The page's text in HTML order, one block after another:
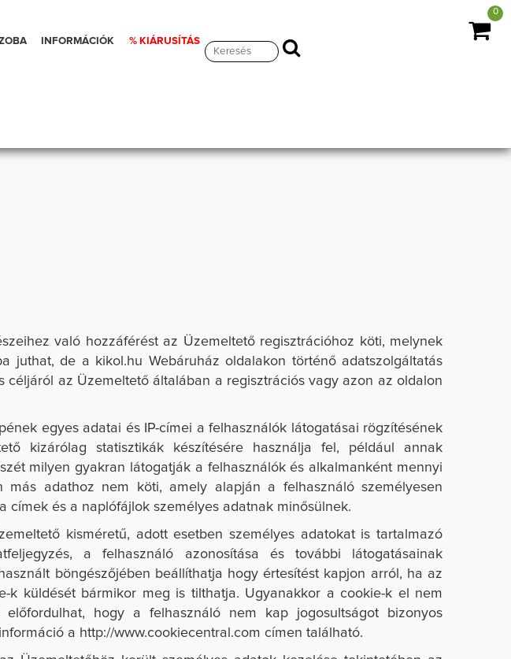
INFORMÁCIÓK % KIÁRUSÍTÁS
0
való hozzáférést az Üzemeltető regisztrációhoz köti, melynek
juthat, de a kikol.hu Webáruház oldalakon történő adatszolgáltatás
az Üzemeltető általában a regisztrációs vagy azon az oldalon
egyes adatai és IP-címei a felhasználók látogatásai rögzítésének
kizárólag statisztikák készítésére használja fel, például annak
milyen gyakran látogatják a felhasználók és alkalmanként mennyi
adathoz nem köti, amely alapján a felhasználó személyesen
és a naplófájlok személyes adatnak minősülnek.
kisméretű, adott esetben személyes adatokat is tartalmazó
a felhasználó azonosítása és további látogatásainak
böngészőjében beállíthatja hogy értesítést kapjon arról, ha az
küldését bármikor meg is tilthatja. Ugyanakkor a cookie-k el nem
hogy a felhasználó nem kap jogosultságot bizonyos
a http://www.cookiecentral.com címen található.